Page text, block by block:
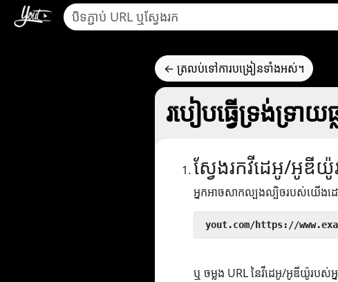
← ត្រលប់ទៅការបង្រៀនទាំងអស់។
របៀបធ្វើទ្រង់ទ្រា
ស្វែងរកវីដេអូ/អូឌី
អ្នកអាចសាកល្បងល្បិចរបស់យើង
yout.com/https://
ឬ ចម្លង URL នៃវីដេអូ/អូឌីយ៉ូរបស់អ្ន